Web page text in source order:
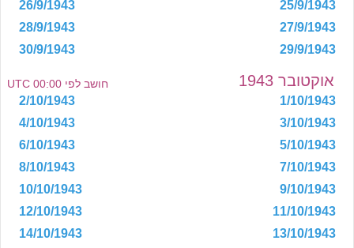
25/9/1943
26/9/1943
27/9/1943
28/9/1943
29/9/1943
30/9/1943
אוקטובר 1943 חושב לפי 00:00 UTC
1/10/1943
2/10/1943
3/10/1943
4/10/1943
5/10/1943
6/10/1943
7/10/1943
8/10/1943
9/10/1943
10/10/1943
11/10/1943
12/10/1943
13/10/1943
14/10/1943